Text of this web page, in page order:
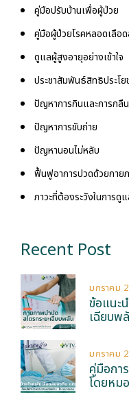
คู่มือปรับบ้านเพื่อผู้ป่วย
คู่มือผู้ป่วยโรคหลอดเลือ
ดูแลผู้สูงอายุอย่างเข้าใจ
ประชาสัมพันธ์สิทธิประโ
ปัญหาการกินและการกลืน
ปัญหาการขับถ่าย
ปัญหานอนไม่หลับ
ฟื้นฟูอาการปวดด้วยกาย
ภาวะที่ต้องระวังในการดู
Recent Post
ข้อแนะ
เฉียบพ
มกราคม
คู่มือกา
โดยหม
มกราคม